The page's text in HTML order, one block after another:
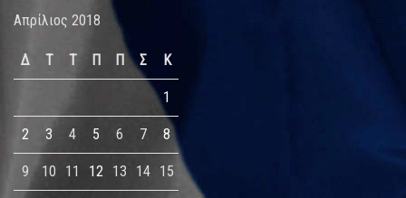
Απρίλιος 2018
Δ Τ Τ Π Π Σ Κ
1
2 3 4 5 6 7 8
9 10 11 12 13 14 15